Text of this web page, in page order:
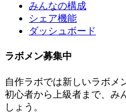
みんなの構成
シェア機能
ダッシュボード
ラボメン募集中
自作ラボでは新しいラボメ
初心者から上級者まで、み
しょう。